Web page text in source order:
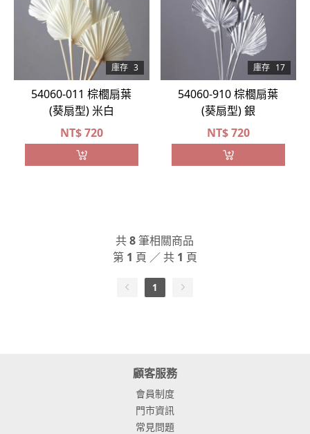
庫存 3
54060-011 棕櫚扇葉
(葵扇型) 米白
NT$720
庫存 17
54060-910 棕櫚扇葉
(葵扇型) 銀
NT$720
共8筆相關商品
第 1 頁 ／ 共 1 頁
1
顧客服務
會員制度
門市資訊
常見問題